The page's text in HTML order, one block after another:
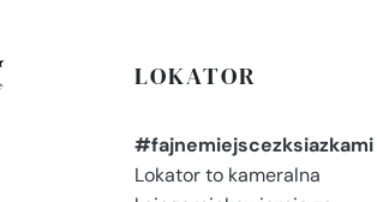
LOKATOR
#fajnemiejscezksiazkami
Lokator to kameralna